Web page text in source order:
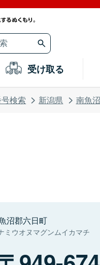
受け取る
検索 新潟県 南魚
沼郡六日町
ミウオヌマグンムイカマチ